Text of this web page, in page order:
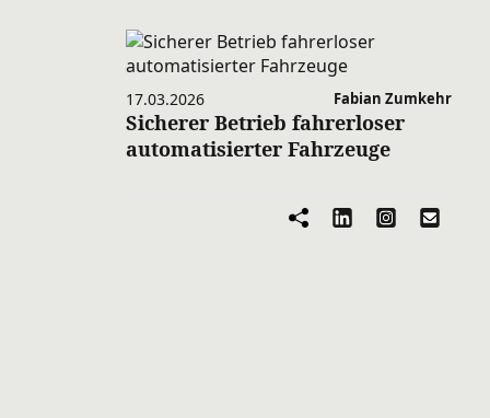
17.03.2026 Fabian Zumkehr
Sicherer Betrieb fahrerloser
automatisierter Fahrzeuge